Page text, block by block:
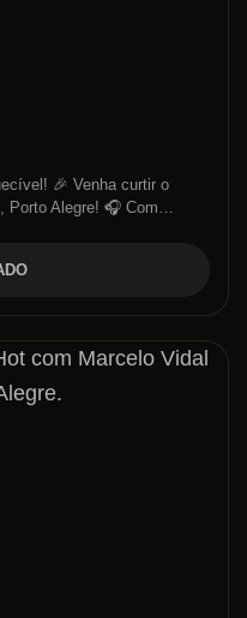
🎉 Venha curtir o
Porto Alegre! 🎧 Com…